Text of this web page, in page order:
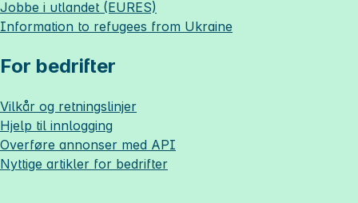
Jobbe i utlandet (EURES)
Information to refugees from Ukraine
For bedrifter
Vilkår og retningslinjer
Hjelp til innlogging
Overføre annonser med API
Nyttige artikler for bedrifter